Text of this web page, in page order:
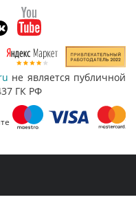
не является публичной
ГК РФ